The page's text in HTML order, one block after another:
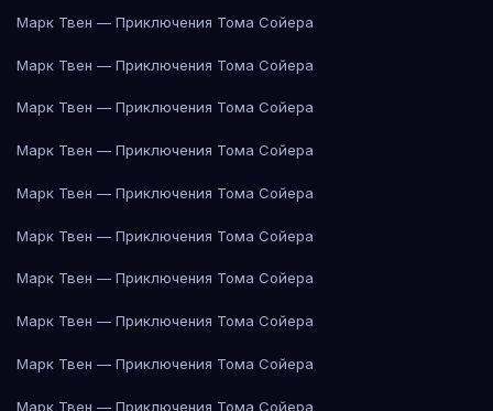
Марк Твен — Приключения Тома Сойера
Марк Твен — Приключения Тома Сойера
Марк Твен — Приключения Тома Сойера
Марк Твен — Приключения Тома Сойера
Марк Твен — Приключения Тома Сойера
Марк Твен — Приключения Тома Сойера
Марк Твен — Приключения Тома Сойера
Марк Твен — Приключения Тома Сойера
Марк Твен — Приключения Тома Сойера
Марк Твен — Приключения Тома Сойера